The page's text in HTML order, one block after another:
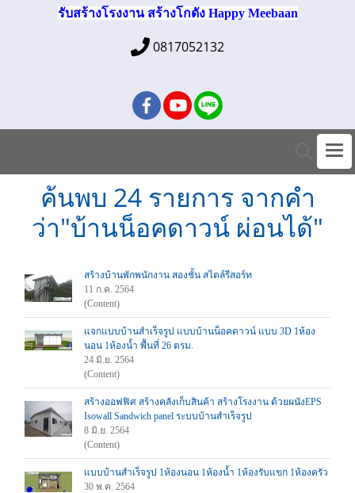
รับสร้างโรงงาน สร้างโกดัง Happy Meebaan
0817052132
ค้นพบ 24 รายการ จากคำ
ว่า"บ้านน็อคดาวน์ ผ่อนได้"
สร้างบ้านพักพนักงาน สองชั้น สไตล์รีสอร์ท
11 ก.ค. 2564
(Content)
แจกแบบบ้านสำเร็จรูป แบบบ้านน็อคดาวน์ แบบ 3D 1ห้อง
นอน 1ห้องน้ำ พื้นที่ 26 ตรม.
24 มิ.ย. 2564
(Content)
สร้างออฟฟิศ สร้างคลังเก็บสินค้า สร้างโรงงาน ด้วยผนังEPS
Isowall Sandwich panel ระบบบ้านสำเร็จรูป
8 มิ.ย. 2564
(Content)
แบบบ้านสำเร็จรูป 1ห้องนอน 1ห้องน้ำ 1ห้องรับแขก 1ห้องครัว
30 พ.ค. 2564